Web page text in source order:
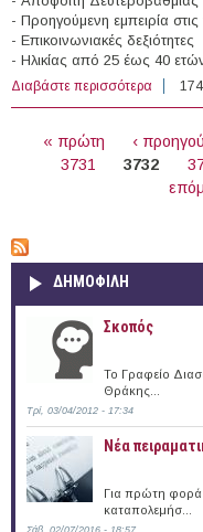
- Προηγούμενη εμπειρία
- Επικοινωνιακές δεξιότητες
- Ηλικίας από 25 έως 40
Διαβάστε περισσότερα για
« πρώτη ‹
3731
3732
ΔΗΜΟΦΙΛΗ
Σκοπός
Το Γραφείο
Θράκης...
Τρί, 03/04/2012 - 17:34
Νέα
Για πρώτη φορά
καταπολεμήσ...
Σάβ, 02/07/2016 - 18:57